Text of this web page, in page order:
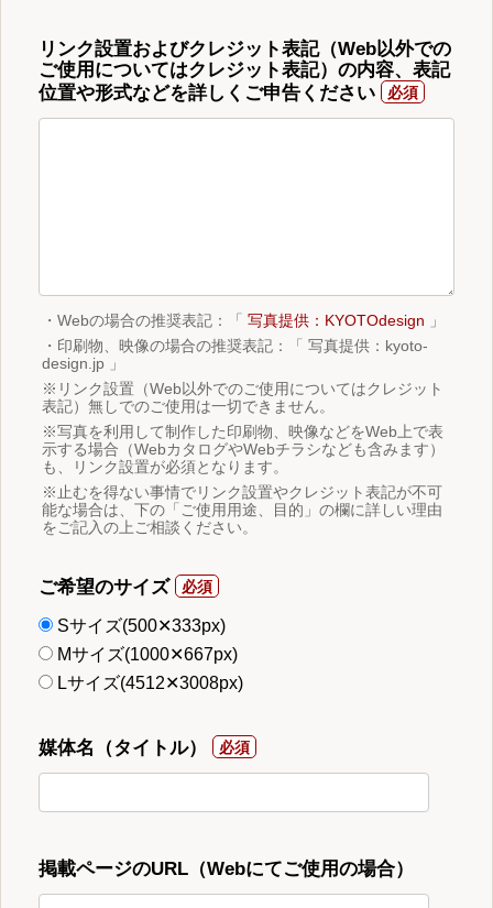
リンク設置およびクレジット表記（Web以外での
ご使用についてはクレジット表記）の内容、表記
位置や形式などを詳しくご申告ください
・Webの場合の推奨表記：「 写真提供：KYOTOdesign 」
・印刷物、映像の場合の推奨表記：「 写真提供：kyoto-
design.jp 」
※リンク設置（Web以外でのご使用についてはクレジット
表記）無しでのご使用は一切できません。
※写真を利用して制作した印刷物、映像などをWeb上で表
示する場合（WebカタログやWebチラシなども含みます）
も、リンク設置が必須となります。
※止むを得ない事情でリンク設置やクレジット表記が不可
能な場合は、下の「ご使用用途、目的」の欄に詳しい理由
をご記入の上ご相談ください。
ご希望のサイズ
Sサイズ(500✕333px)
Mサイズ(1000✕667px)
Lサイズ(4512✕3008px)
媒体名（タイトル）
掲載ページのURL（Webにてご使用の場合）